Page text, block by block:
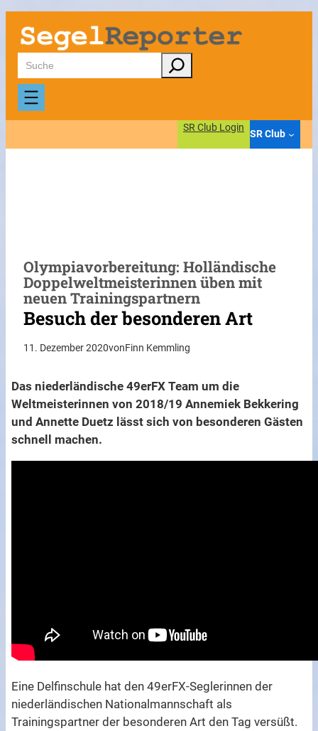
Zum
Inhalt
springen
Suchen
SR Club Login
SR Club
Olympiavorbereitung: Holländische
Doppelweltmeisterinnen üben mit
neuen Trainingspartnern
Besuch der besonderen Art
11. Dezember 2020vonFinn Kemmling
Das niederländische 49erFX Team um die
Weltmeisterinnen von 2018/19 Annemiek Bekkering
und Annette Duetz lässt sich von besonderen Gästen
schnell machen.
Eine Delfinschule hat den 49erFX-Seglerinnen der
niederländischen Nationalmannschaft als
Trainingspartner der besonderen Art den Tag versüßt.